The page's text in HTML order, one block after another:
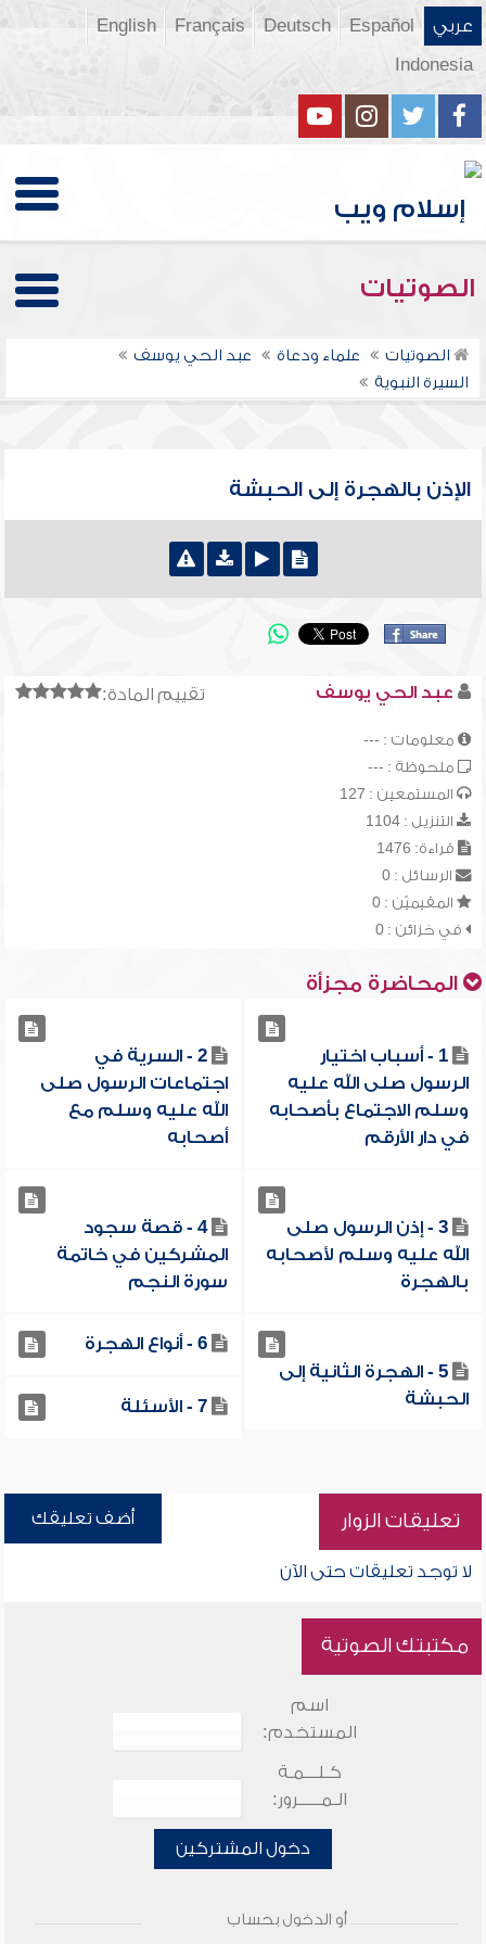
عربي Español
Deutsch
Français
English
Indonesia
الصوتيات
الصوتيات علماء ودعاة
عبد الحي يوسف
السيرة النبوية
الإذن بالهجرة إلى الحبشة
تقييم المادة: عبد الحي يوسف
معلومات : ---
ملحوظة : ---
المستمعين : 127
التنزيل : 1104
قراءة: 1476
الرسائل : 0
المقيميّن : 0
في خزائن : 0
المحاضرة مجزأة
1 - أسباب اختيار
الرسول صلى الله عليه
وسلم الاجتماع بأصحابه
في دار الأرقم
2 - السرية في
اجتماعات الرسول صلى
الله عليه وسلم مع
أصحابه
3 - إذن الرسول صلى
الله عليه وسلم لأصحابه
بالهجرة
4 - قصة سجود
المشركين في خاتمة
سورة النجم
5 - الهجرة الثانية إلى
الحبشة
6 - أنواع الهجرة
7 - الأسئلة
تعليقات الزوار أضف تعليقك
لا توجد تعليقات حتى الآن
مكتبتك الصوتية
اسم
المستخدم:
كـلـــمـة
الـمـــــرور:
دخول المشتركين
أو الدخول بحساب